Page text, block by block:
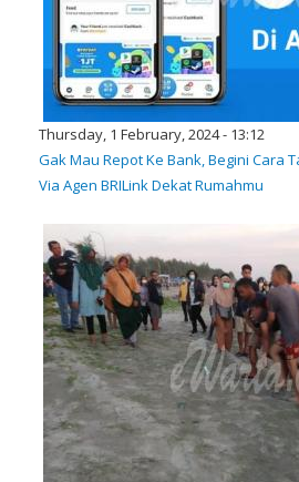
Thursday, 1 February, 2024 - 13:12
Gak Mau Repot Ke Bank, Begini Cara
Via Agen BRILink Dekat Rumahmu